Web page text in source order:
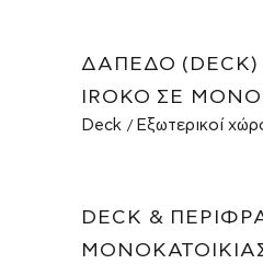
ΔΆΠΕΔΟ
IROKO ΣΕ
Deck Εξωτερικοί
DECK &